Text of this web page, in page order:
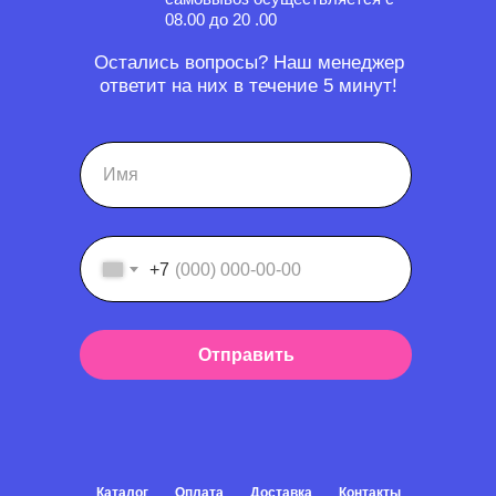
+7
Отправить
08.00 до 20 .00
Остались вопросы? Наш менеджер
ответит на них в течение 5 минут!
Каталог Оплата Доставка Контакты